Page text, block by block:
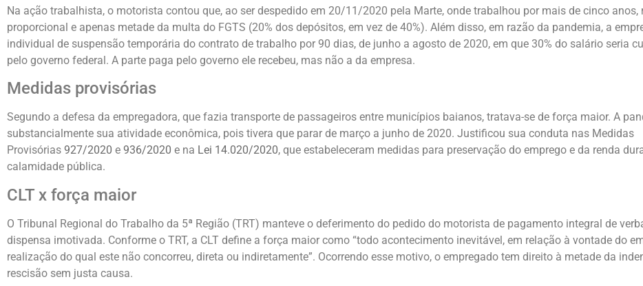
Na ação trabalhista, o motorista contou que, ao ser despedido em 20/11/2020 pela Marte, onde trabalhou por mais de cinco anos,
proporcional e apenas metade da multa do FGTS (20% dos depósitos, em vez de 40%). Além disso, em razão da pandemia, a
individual de suspensão temporária do contrato de trabalho por 90 dias, de junho a agosto de 2020, em que 30% do salário seria
pelo governo federal. A parte paga pelo governo ele recebeu, mas não a da empresa.
Medidas provisórias
Segundo a defesa da empregadora, que fazia transporte de passageiros entre municípios baianos, tratava-se de força maior. A
substancialmente sua atividade econômica, pois tivera que parar de março a junho de 2020. Justificou sua conduta nas Medidas
Provisórias 927/2020 e 936/2020 e na Lei 14.020/2020, que estabeleceram medidas para preservação do emprego e da renda
calamidade pública.
CLT x força maior
O Tribunal Regional do Trabalho da 5ª Região (TRT) manteve o deferimento do pedido do motorista de pagamento integral de
dispensa imotivada. Conforme o TRT, a CLT define a força maior como “todo acontecimento inevitável, em relação à vontade do
realização do qual este não concorreu, direta ou indiretamente”. Ocorrendo esse motivo, o empregado tem direito à metade da
rescisão sem justa causa.